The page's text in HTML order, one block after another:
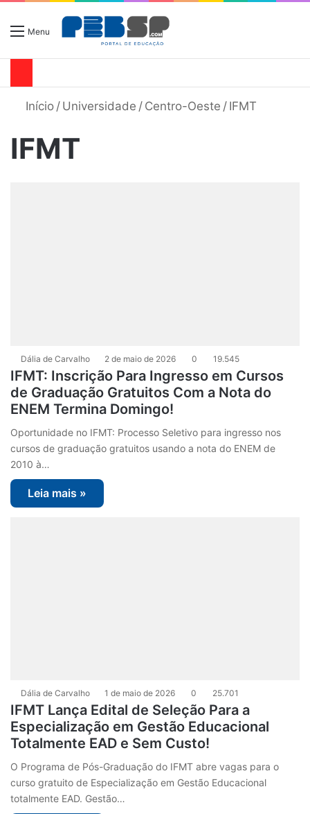
Menu
Início / Universidade / Centro-Oeste / IFMT
IFMT
Dália de Carvalho 2 de maio de 2026 0 19.545
IFMT: Inscrição Para Ingresso em Cursos
de Graduação Gratuitos Com a Nota do
ENEM Termina Domingo!
Oportunidade no IFMT: Processo Seletivo para ingresso nos
cursos de graduação gratuitos usando a nota do ENEM de
2010 à…
Leia mais »
Dália de Carvalho 1 de maio de 2026 0 25.701
IFMT Lança Edital de Seleção Para a
Especialização em Gestão Educacional
Totalmente EAD e Sem Custo!
O Programa de Pós-Graduação do IFMT abre vagas para o
curso gratuito de Especialização em Gestão Educacional
totalmente EAD. Gestão…